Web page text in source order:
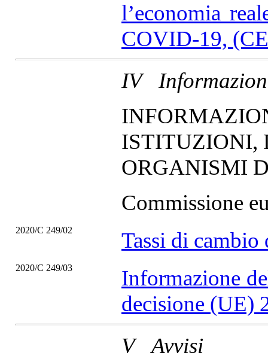
l’economia
COVID-19,
IV
ISTITUZIONI,
ORGANISMI
Commissione
2020/C 249/02 Tassi di
2020/C 249/03
Informazione
decisione (UE)
V Avvisi